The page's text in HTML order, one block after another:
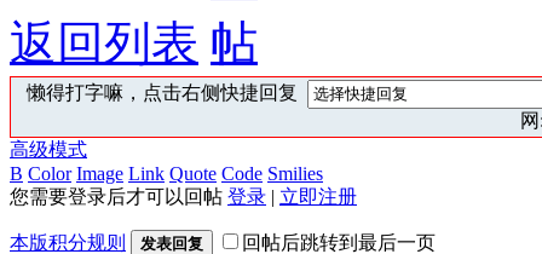
返回列表
懒得打字嘛，点击右侧快捷回复
高级模式
B Color Image Link Quote Code Smilies
您需要登录后才可以回帖 登录 | 立即注册
本版积分规则 发表回复 回帖后跳转到最后一页